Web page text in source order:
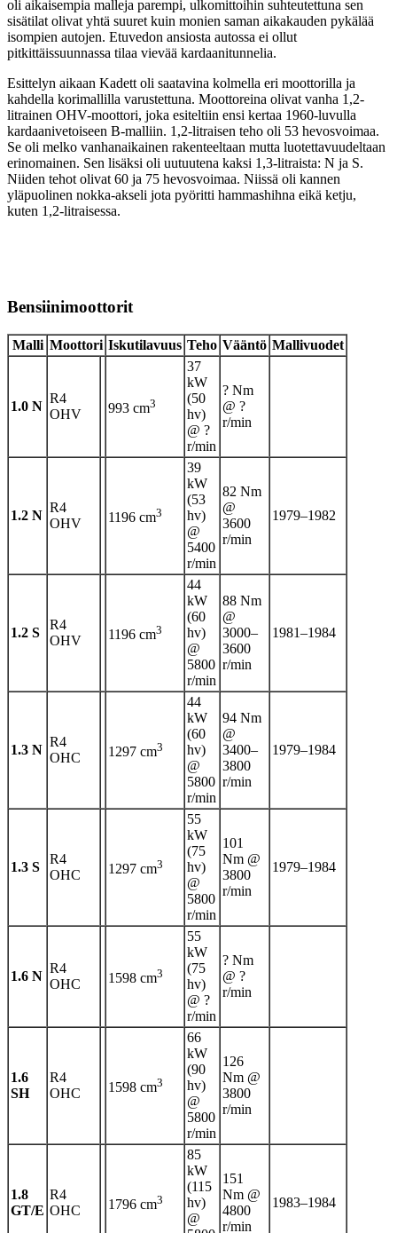
oli aikaisempia malleja parempi, ulkomittoihin suhteutettuna sen
sisätilat olivat yhtä suuret kuin monien saman aikakauden pykälää
isompien autojen. Etuvedon ansiosta autossa ei ollut
pitkittäissuunnassa tilaa vievää kardaanitunnelia.
Esittelyn aikaan Kadett oli saatavina kolmella eri moottorilla ja
kahdella korimallilla varustettuna. Moottoreina olivat vanha 1,2-
litrainen OHV-moottori, joka esiteltiin ensi kertaa 1960-luvulla
kardaanivetoiseen B-malliin. 1,2-litraisen teho oli 53 hevosvoimaa.
Se oli melko vanhanaikainen rakenteeltaan mutta luotettavuudeltaan
erinomainen. Sen lisäksi oli uutuutena kaksi 1,3-litraista: N ja S.
Niiden tehot olivat 60 ja 75 hevosvoimaa. Niissä oli kannen
yläpuolinen nokka-akseli jota pyöritti hammashihna eikä ketju,
kuten 1,2-litraisessa.
Bensiinimoottorit
Malli Moottori Iskutilavuus Teho Vääntö Mallivuodet
1.0 N
R4
OHV
993 cm3
37
kW
(50
hv)
@ ?
r/min
? Nm
@ ?
r/min
1.2 N
R4
OHV
1196 cm3
39
kW
(53
hv)
@
5400
r/min
82 Nm
@
3600
r/min
1979–1982
1.2 S
R4
OHV
1196 cm3
44
kW
(60
hv)
@
5800
r/min
88 Nm
@
3000–
3600
r/min
1981–1984
1.3 N
R4
OHC
1297 cm3
44
kW
(60
hv)
@
5800
r/min
94 Nm
@
3400–
3800
r/min
1979–1984
1.3 S
R4
OHC
1297 cm3
55
kW
(75
hv)
@
5800
r/min
101
Nm @
3800
r/min
1979–1984
1.6 N
R4
OHC
1598 cm3
55
kW
(75
hv)
@ ?
r/min
? Nm
@ ?
r/min
1.6
SH
R4
OHC
1598 cm3
66
kW
(90
hv)
@
5800
r/min
126
Nm @
3800
r/min
1.8
GT/E
R4
OHC
1796 cm3
85
kW
(115
hv)
@
151
Nm @
4800
r/min
1983–1984